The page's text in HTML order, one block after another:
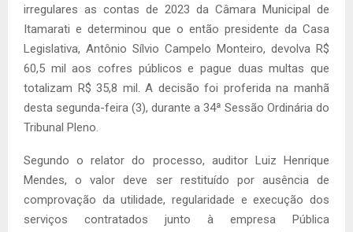
irregulares as contas de 2023 da Câmara Municipal de
Itamarati e determinou que o então presidente da Casa
Legislativa, Antônio Sílvio Campelo Monteiro, devolva R$
60,5 mil aos cofres públicos e pague duas multas que
totalizam R$ 35,8 mil. A decisão foi proferida na manhã
desta segunda-feira (3), durante a 34ª Sessão Ordinária do
Tribunal Pleno.
Segundo o relator do processo, auditor Luiz Henrique
Mendes, o valor deve ser restituído por ausência de
comprovação da utilidade, regularidade e execução dos
serviços contratados junto à empresa Pública